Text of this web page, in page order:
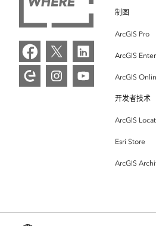
制图
ArcGIS Pro
ArcGIS
ArcGIS
开发者技术
ArcGIS
Esri Store
ArcGIS